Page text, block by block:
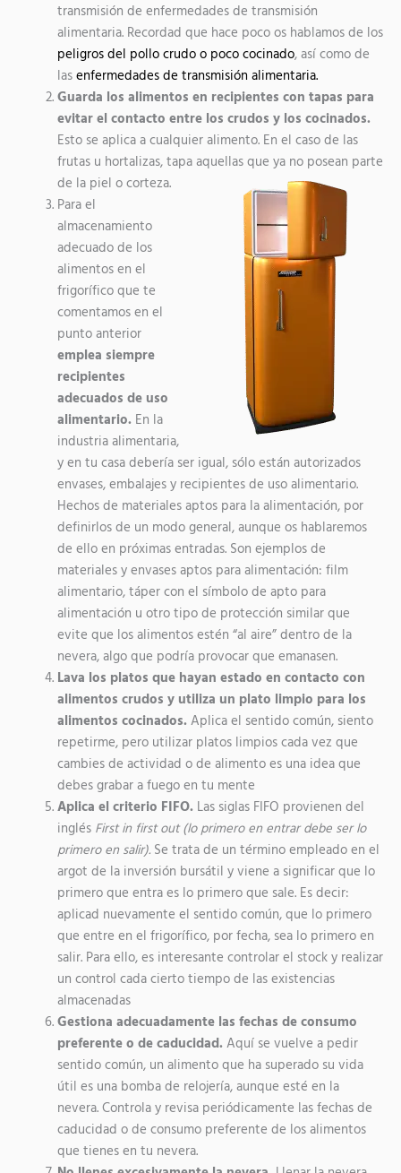
transmisión de enfermedades de transmisión
alimentaria. Recordad que hace poco os hablamos de los
peligros del pollo crudo o poco cocinado, así como de
las enfermedades de transmisión alimentaria.
Guarda los alimentos en recipientes con tapas para
evitar el contacto entre los crudos y los cocinados.
Esto se aplica a cualquier alimento. En el caso de las
frutas u hortalizas, tapa aquellas que ya no posean parte
de la piel o corteza.
Para el
almacenamiento
adecuado de los
alimentos en el
frigorífico que te
comentamos en el
punto anterior
emplea siempre
recipientes
adecuados de uso
alimentario. En la
industria alimentaria,
y en tu casa debería ser igual, sólo están autorizados
envases, embalajes y recipientes de uso alimentario.
Hechos de materiales aptos para la alimentación, por
definirlos de un modo general, aunque os hablaremos
de ello en próximas entradas. Son ejemplos de
materiales y envases aptos para alimentación: film
alimentario, táper con el símbolo de apto para
alimentación u otro tipo de protección similar que
evite que los alimentos estén “al aire” dentro de la
nevera, algo que podría provocar que emanasen.
Lava los platos que hayan estado en contacto con
alimentos crudos y utiliza un plato limpio para los
alimentos cocinados.Aplica el sentido común, siento
repetirme, pero utilizar platos limpios cada vez que
cambies de actividad o de alimento es una idea que
debes grabar a fuego en tu mente
Aplica el criterio FIFO.Las siglas FIFO provienen del
inglés First in first out (lo primero en entrar debe ser lo
primero en salir). Se trata de un término empleado en el
argot de la inversión bursátil y viene a significar que lo
primero que entra es lo primero que sale. Es decir:
aplicad nuevamente el sentido común, que lo primero
que entre en el frigorífico, por fecha, sea lo primero en
salir. Para ello, es interesante controlar el stock y realizar
un control cada cierto tiempo de las existencias
almacenadas
Gestiona adecuadamente las fechas de consumo
preferente o de caducidad.Aquí se vuelve a pedir
sentido común, un alimento que ha superado su vida
útil es una bomba de relojería, aunque esté en la
nevera. Controla y revisa periódicamente las fechas de
caducidad o de consumo preferente de los alimentos
que tienes en tu nevera.